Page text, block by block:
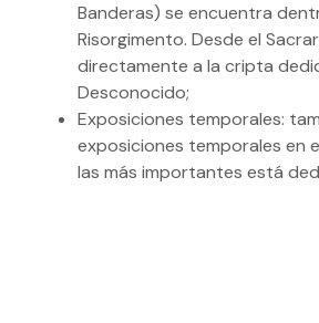
Banderas) se encuentra
Risorgimento. Desde el
directamente a la cripta
Desconocido;
Exposiciones temporales:
exposiciones temporales en
las más importantes está